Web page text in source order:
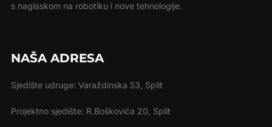
s naglaskom na robotiku i nove tehnologije.
NAŠA ADRESA
Sjedište udruge: Varaždinska 53, Split
Projektno sjedište: R.Boškovića 20, Split